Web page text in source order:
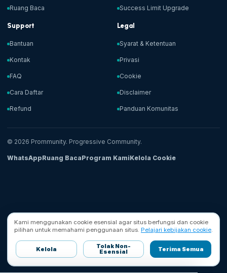
Kami menggunakan cookie esensial agar situs berfungsi dan cookie
pilihan untuk memahami penggunaan situs. Pelajari kebijakan cookie.
Kelola Tolak Non-
Esensial Terima Semua
Ruang Baca Success Limit Upgrade
Support
Bantuan
Kontak
FAQ
Cara Daftar
Refund
Legal
Syarat & Ketentuan
Privasi
Cookie
Disclaimer
Panduan Komunitas
© 2026 Prommunity. Progressive Community.
WhatsAppRuang BacaProgram KamiKelola Cookie